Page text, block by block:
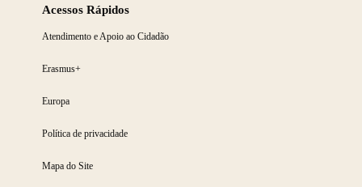
Acessos Rápidos
Atendimento e Apoio ao Cidadão
Erasmus+
Europa
Política de privacidade
Mapa do Site